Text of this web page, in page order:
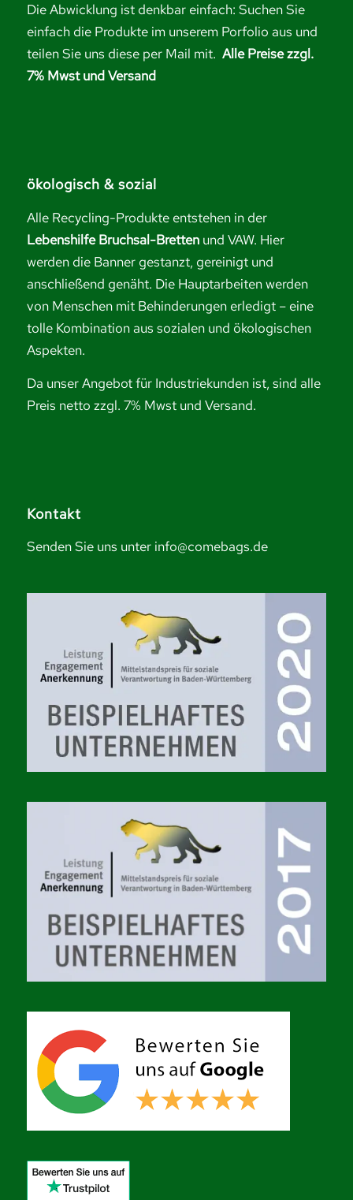
Die Abwicklung ist denkbar einfach: Suchen Sie
einfach die Produkte im unserem Porfolio aus und
teilen Sie uns diese per Mail mit. Alle Preise zzgl.
7% Mwst und Versand
ökologisch & sozial
Alle Recycling-Produkte entstehen in der
Lebenshilfe Bruchsal-Bretten und VAW. Hier
werden die Banner gestanzt, gereinigt und
anschließend genäht. Die Hauptarbeiten werden
von Menschen mit Behinderungen erledigt – eine
tolle Kombination aus sozialen und ökologischen
Aspekten.
Da unser Angebot für Industriekunden ist, sind alle
Preis netto zzgl. 7% Mwst und Versand.
Kontakt
Senden Sie uns unter info@comebags.de